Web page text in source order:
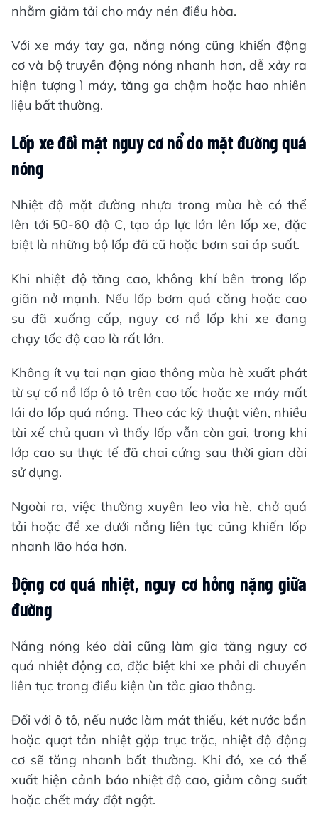
nhằm giảm tải cho máy nén điều hòa.
Với xe máy tay ga, nắng nóng cũng khiến động
cơ và bộ truyền động nóng nhanh hơn, dễ xảy ra
hiện tượng ì máy, tăng ga chậm hoặc hao nhiên
liệu bất thường.
Lốp xe đối mặt nguy cơ nổ do mặt đường quá
nóng
Nhiệt độ mặt đường nhựa trong mùa hè có thể
lên tới 50-60 độ C, tạo áp lực lớn lên lốp xe, đặc
biệt là những bộ lốp đã cũ hoặc bơm sai áp suất.
Khi nhiệt độ tăng cao, không khí bên trong lốp
giãn nở mạnh. Nếu lốp bơm quá căng hoặc cao
su đã xuống cấp, nguy cơ nổ lốp khi xe đang
chạy tốc độ cao là rất lớn.
Không ít vụ tai nạn giao thông mùa hè xuất phát
từ sự cố nổ lốp ô tô trên cao tốc hoặc xe máy mất
lái do lốp quá nóng. Theo các kỹ thuật viên, nhiều
tài xế chủ quan vì thấy lốp vẫn còn gai, trong khi
lớp cao su thực tế đã chai cứng sau thời gian dài
sử dụng.
Ngoài ra, việc thường xuyên leo vỉa hè, chở quá
tải hoặc để xe dưới nắng liên tục cũng khiến lốp
nhanh lão hóa hơn.
Động cơ quá nhiệt, nguy cơ hỏng nặng giữa
đường
Nắng nóng kéo dài cũng làm gia tăng nguy cơ
quá nhiệt động cơ, đặc biệt khi xe phải di chuyển
liên tục trong điều kiện ùn tắc giao thông.
Đối với ô tô, nếu nước làm mát thiếu, két nước bẩn
hoặc quạt tản nhiệt gặp trục trặc, nhiệt độ động
cơ sẽ tăng nhanh bất thường. Khi đó, xe có thể
xuất hiện cảnh báo nhiệt độ cao, giảm công suất
hoặc chết máy đột ngột.